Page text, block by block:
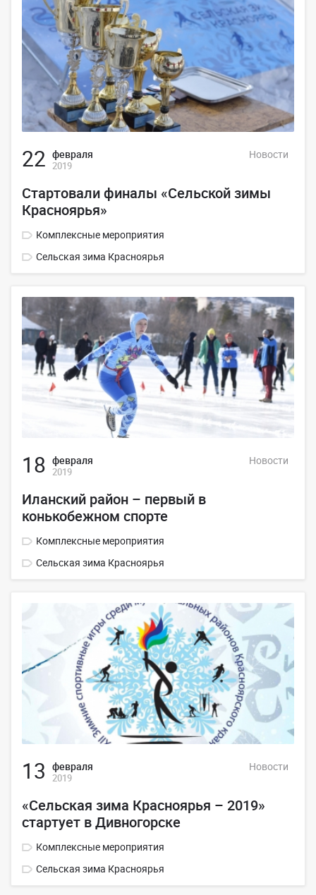
22 февраля
2019
Новости
Стартовали финалы «Сельской зимы
Красноярья»
Комплексные мероприятия
Сельская зима Красноярья
18 февраля
2019
Новости
Иланский район – первый в
конькобежном спорте
Комплексные мероприятия
Сельская зима Красноярья
13 февраля
2019
Новости
«Сельская зима Красноярья – 2019»
стартует в Дивногорске
Комплексные мероприятия
Сельская зима Красноярья